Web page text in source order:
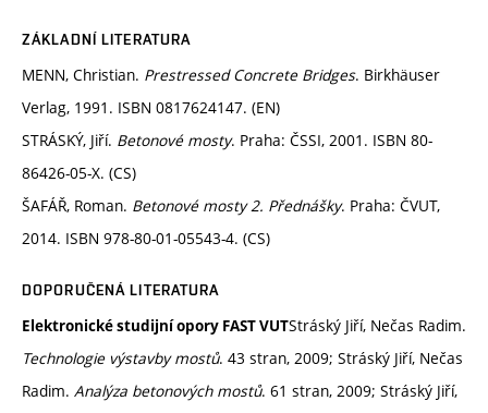
ZÁKLADNÍ LITERATURA
MENN, Christian. Prestressed Concrete Bridges. Birkhäuser
Verlag, 1991. ISBN 0817624147. (EN)
STRÁSKÝ, Jiří. Betonové mosty. Praha: ČSSI, 2001. ISBN 80-
86426-05-X. (CS)
ŠAFÁŘ, Roman. Betonové mosty 2. Přednášky. Praha: ČVUT,
2014. ISBN 978-80-01-05543-4. (CS)
DOPORUČENÁ LITERATURA
Elektronické studijní opory FAST VUTStráský Jiří, Nečas Radim.
Technologie výstavby mostů. 43 stran, 2009; Stráský Jiří, Nečas
Radim. Analýza betonových mostů. 61 stran, 2009; Stráský Jiří,